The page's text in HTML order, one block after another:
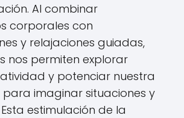
Al combinar
corporales con
y relajaciones guiadas,
nos permiten explorar
y potenciar nuestra
imaginar situaciones y
estimulación de la